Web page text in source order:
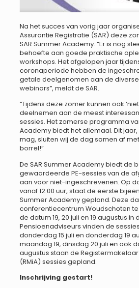
Na het succes van vorig jaar
Assurantie Registratie (SAR) deze
SAR Summer Academy. “Er is nog
behoefte aan goede praktische
workshops. Het afgelopen jaar
coronaperiode hebben de
getale deelgenomen aan de
webinars”, meldt de SAR.
“Tijdens deze zomer kunnen ook
deelnemen aan de meest
sessies. Het zomerse programma
Academy biedt het allemaal. Dit
mag, sluiten wij de dag samen af
borrel!”
De SAR Summer Academy biedt de
gewaardeerde PE-sessies van de
aan voor niet-ingeschrevenen. Op
vanaf 12:00 uur, staat de eerste
Summer Academy gepland. Deze
conferentiecentrum Woudschoten
de datum 19, 20 juli en 19 augustus
Pensioenadviseurs vinden de
donderdag 15 juli en donderdag 19
maandag 19, dinsdag 20 juli en ook
augustus staan de
(RMiA) sessies gepland.
Inschrijving gestart!